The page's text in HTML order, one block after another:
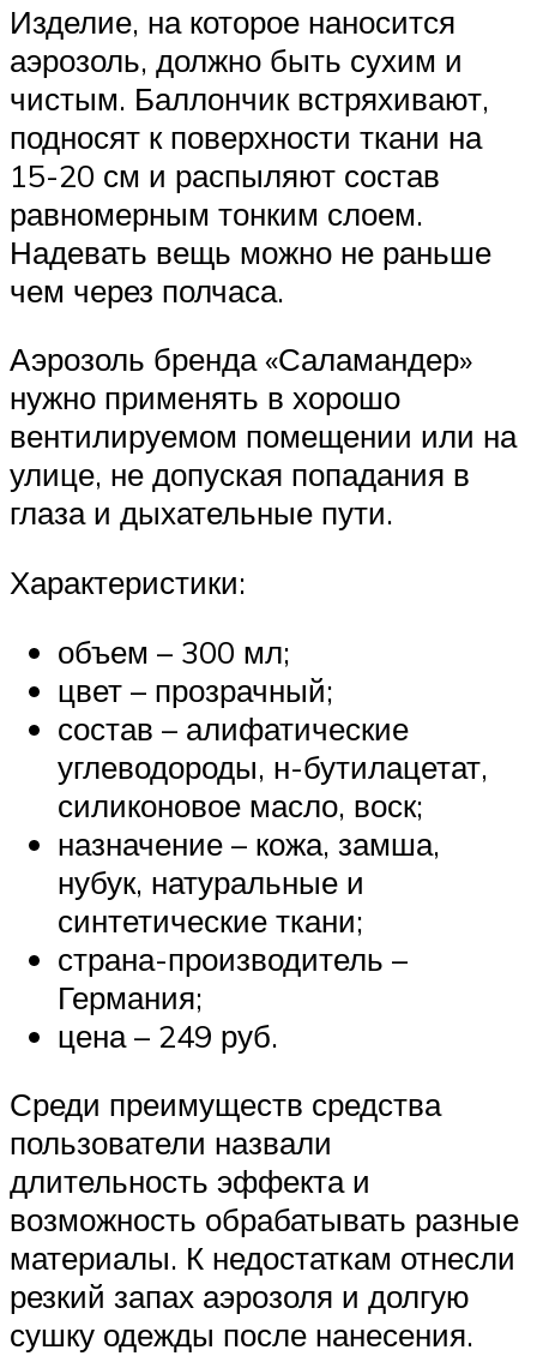
Изделие, на которое наносится
аэрозоль, должно быть сухим и
чистым. Баллончик встряхивают,
подносят к поверхности ткани на
15-20 см и распыляют состав
равномерным тонким слоем.
Надевать вещь можно не раньше
чем через полчаса.
Аэрозоль бренда «Саламандер»
нужно применять в хорошо
вентилируемом помещении или на
улице, не допуская попадания в
глаза и дыхательные пути.
Характеристики:
объем – 300 мл;
цвет – прозрачный;
состав – алифатические
углеводороды, н-бутилацетат,
силиконовое масло, воск;
назначение – кожа, замша,
нубук, натуральные и
синтетические ткани;
страна-производитель –
Германия;
цена – 249 руб.
Среди преимуществ средства
пользователи назвали
длительность эффекта и
возможность обрабатывать разные
материалы. К недостаткам отнесли
резкий запах аэрозоля и долгую
сушку одежды после нанесения.